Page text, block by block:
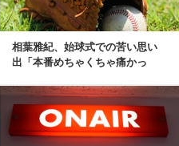
相葉雅紀、始球式での苦い思い
出「本番めちゃくちゃ痛かっ